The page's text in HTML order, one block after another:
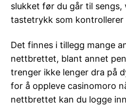
slukket før du går til sengs,
tastetrykk som kontrollerer
Det finnes i tillegg mange
nettbrettet, blant annet
trenger ikke lenger dra på
for å oppleve casinomoro
nettbrettet kan du logge